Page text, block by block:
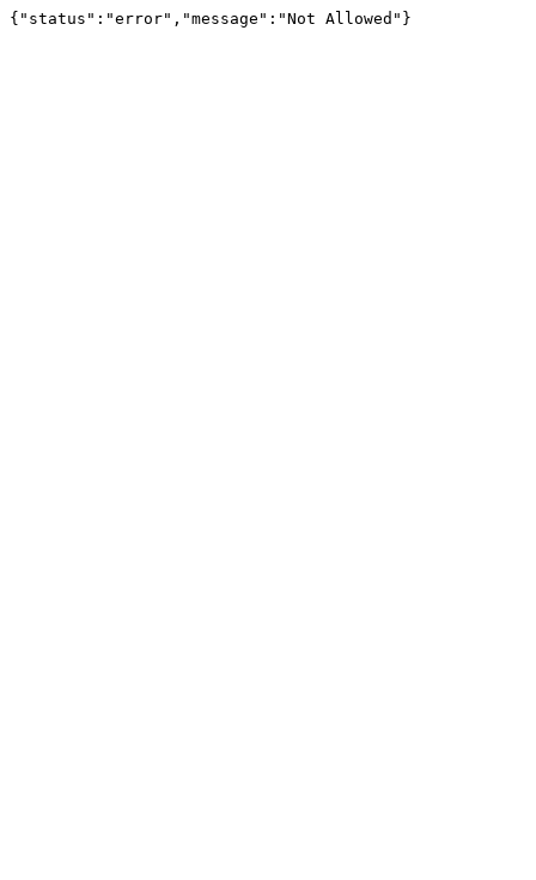
{"status":"error","message":"Not Allowed"}